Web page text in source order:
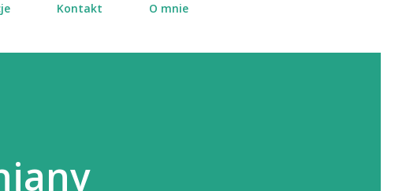
Kontakt O mnie